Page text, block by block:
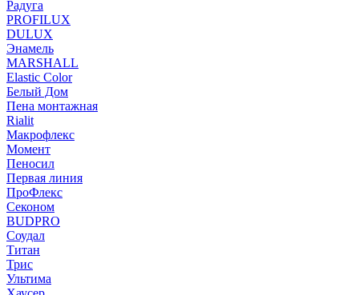
Радуга
PROFILUX
DULUX
Энамель
MARSHALL
Elastic Color
Белый Дом
Пена монтажная
Rialit
Макрофлекс
Момент
Пеносил
Первая линия
ПроФлекс
Секоном
BUDPRO
Соудал
Титан
Трис
Ультима